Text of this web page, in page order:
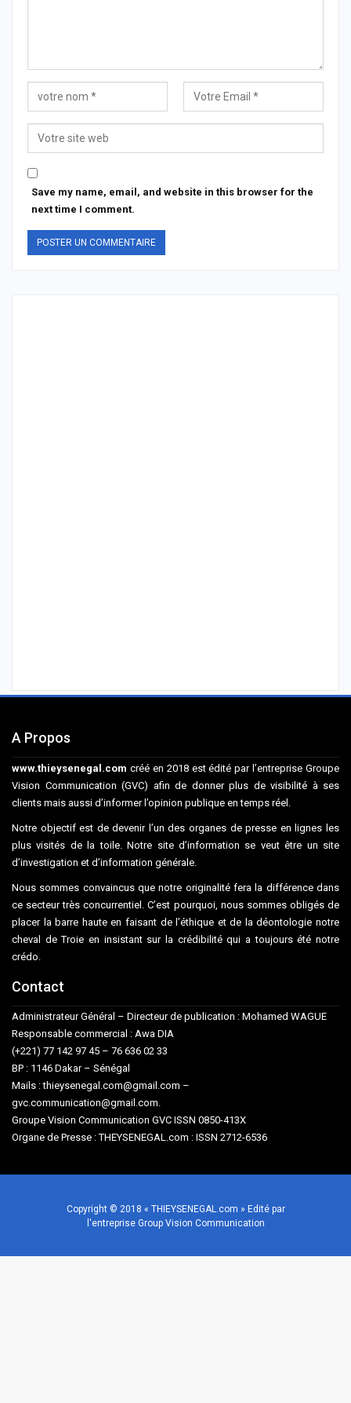
Save my name, email, and website in this browser for the
next time I comment.
A Propos
www.thieysenegal.com créé en 2018 est édité par l’entreprise Groupe
Vision Communication (GVC) afin de donner plus de visibilité à ses
clients mais aussi d’informer l’opinion publique en temps réel.
Notre objectif est de devenir l’un des organes de presse en lignes les
plus visités de la toile. Notre site d’information se veut être un site
d’investigation et d’information générale.
Nous sommes convaincus que notre originalité fera la différence dans
ce secteur très concurrentiel. C’est pourquoi, nous sommes obligés de
placer la barre haute en faisant de l’éthique et de la déontologie notre
cheval de Troie en insistant sur la crédibilité qui a toujours été notre
crédo.
Contact
Administrateur Général – Directeur de publication : Mohamed WAGUE
Responsable commercial : Awa DIA
(+221) 77 142 97 45 – 76 636 02 33
BP : 1146 Dakar – Sénégal
Mails : thieysenegal.com@gmail.com –
gvc.communication@gmail.com.
Groupe Vision Communication GVC ISSN 0850-413X
Organe de Presse : THEYSENEGAL.com : ISSN 2712-6536
Copyright © 2018 « THIEYSENEGAL.com » Edité par
l'entreprise Group Vision Communication